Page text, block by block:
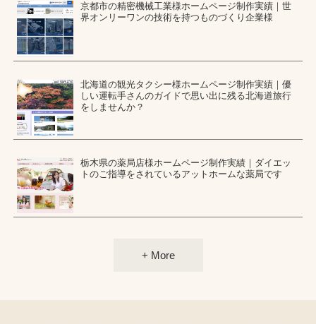
京都市の精密機械工業様ホームページ制作実績｜世
界オンリーワンの技術を持つものづくり企業様
北海道の観光タクシー様ホームページ制作実績｜優
しい運転手さんのガイドで思い出に残る北海道旅行
をしませんか？
栃木県の薬局店様ホームページ制作実績｜ダイエッ
トのご指導をされているアットホームな薬局です
+ More